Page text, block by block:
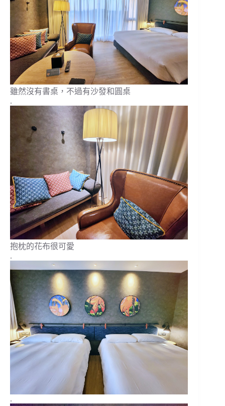
雖然沒有書桌，不過有沙發和圓桌
.
抱枕的花布很可愛
.
.